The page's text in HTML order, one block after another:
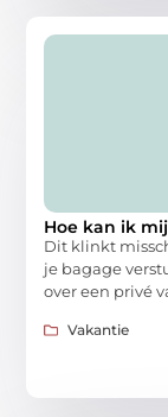
Hoe kan ik
Dit klinkt
je bagage
over een privé
Vakantie